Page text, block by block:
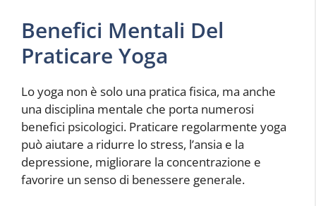
Benefici Mentali Del
Praticare Yoga
Lo yoga non è solo una pratica fisica, ma anche
una disciplina mentale che porta numerosi
benefici psicologici. Praticare regolarmente yoga
può aiutare a ridurre lo stress, l’ansia e la
depressione, migliorare la concentrazione e
favorire un senso di benessere generale.